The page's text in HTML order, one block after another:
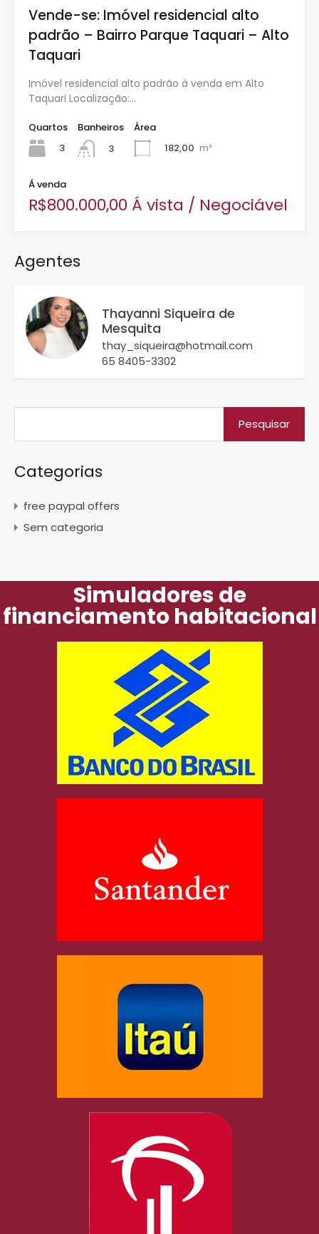
Vende-se: Imóvel residencial alto
padrão – Bairro Parque Taquari – Alto
Taquari
Imóvel residencial alto padrão à venda em Alto
Taquari Localização:…
Quartos
3
Banheiros
3
Área
182,00 m²
Á venda
R$800.000,00 Á vista / Negociável
Agentes
Thayanni Siqueira de
Mesquita
thay_siqueira@hotmail.com
65 8405-3302
Categorias
free paypal offers
Sem categoria
Simuladores de
financiamento habitacional